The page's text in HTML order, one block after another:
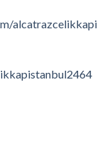
alcatrazcelikkapi